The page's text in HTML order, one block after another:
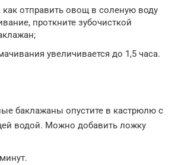
как отправить овощ в соленую воду
проткните зубочисткой
увеличивается до 1,5 часа.
баклажаны опустите в кастрюлю с
водой. Можно добавить ложку